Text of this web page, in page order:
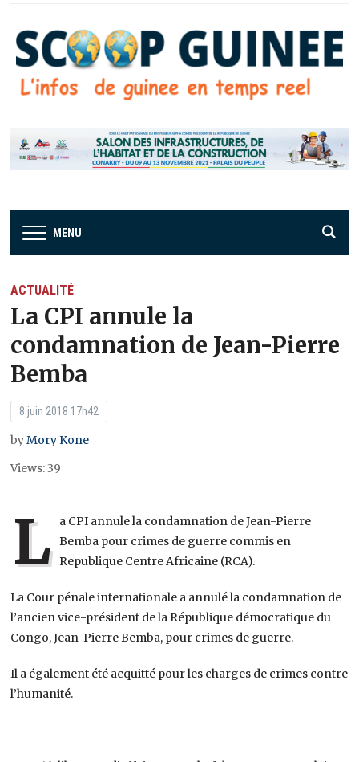
MENU
ACTUALITÉ
La CPI annule la
condamnation de Jean-Pierre
Bemba
8 juin 2018 17h42
byMory Kone
Views: 39
L a CPI annule la condamnation de Jean-Pierre
Bemba pour crimes de guerre commis en
Republique Centre Africaine (RCA).
La Cour pénale internationale a annulé la condamnation de
l’ancien vice-président de la République démocratique du
Congo, Jean-Pierre Bemba, pour crimes de guerre.
Il a également été acquitté pour les charges de crimes contre
l’humanité.